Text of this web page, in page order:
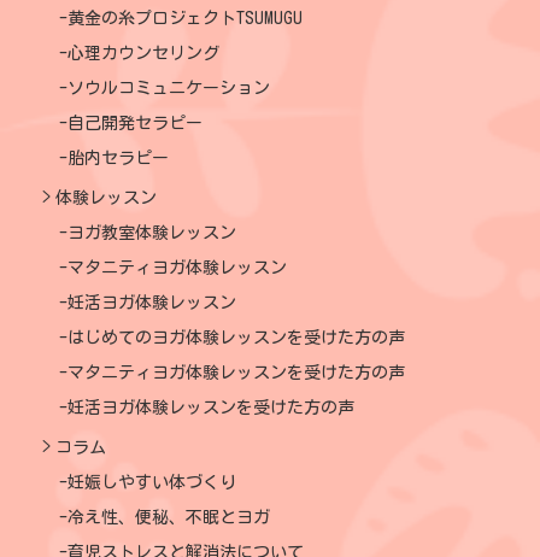
黄金の糸プロジェクトTSUMUGU
心理カウンセリング
ソウルコミュニケーション
自己開発セラピー
胎内セラピー
体験レッスン
ヨガ教室体験レッスン
マタニティヨガ体験レッスン
妊活ヨガ体験レッスン
はじめてのヨガ体験レッスンを受けた方の声
マタニティヨガ体験レッスンを受けた方の声
妊活ヨガ体験レッスンを受けた方の声
コラム
妊娠しやすい体づくり
冷え性、便秘、不眠とヨガ
育児ストレスと解消法について